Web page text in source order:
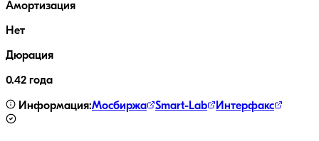
Амортизация
Нет
Дюрация
0.42 года
Информация:Мосбиржа Smart-Lab Интерфакс